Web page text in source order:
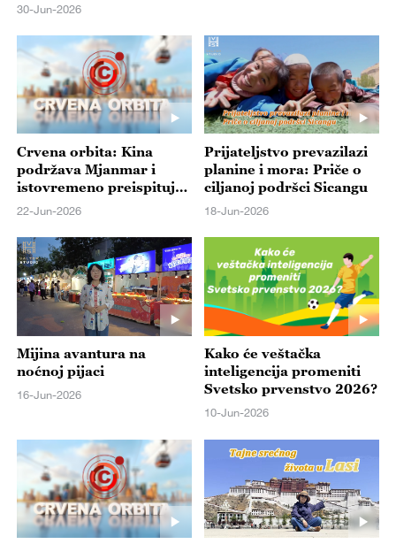
30-Jun-2026
Crvena orbita: Kina
podržava Mjanmar i
istovremeno preispituje
globalni poredak UN-a
22-Jun-2026
Prijateljstvo prevazilazi
planine i mora: Priče o
ciljanoj podršci Sicangu
18-Jun-2026
Mijina avantura na
noćnoj pijaci
16-Jun-2026
Kako će veštačka
inteligencija promeniti
Svetsko prvenstvo 2026?
10-Jun-2026